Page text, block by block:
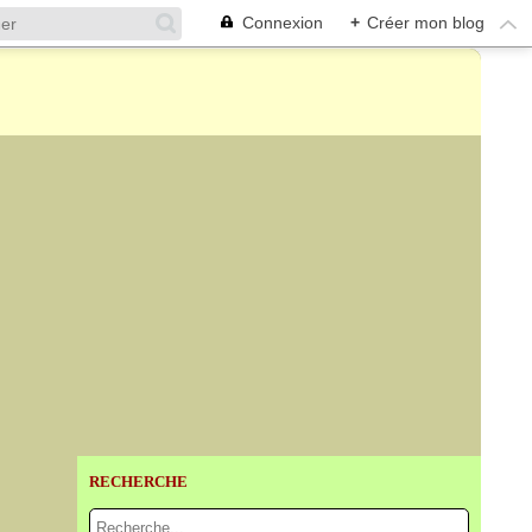
Connexion + Créer mon blog
RECHERCHE